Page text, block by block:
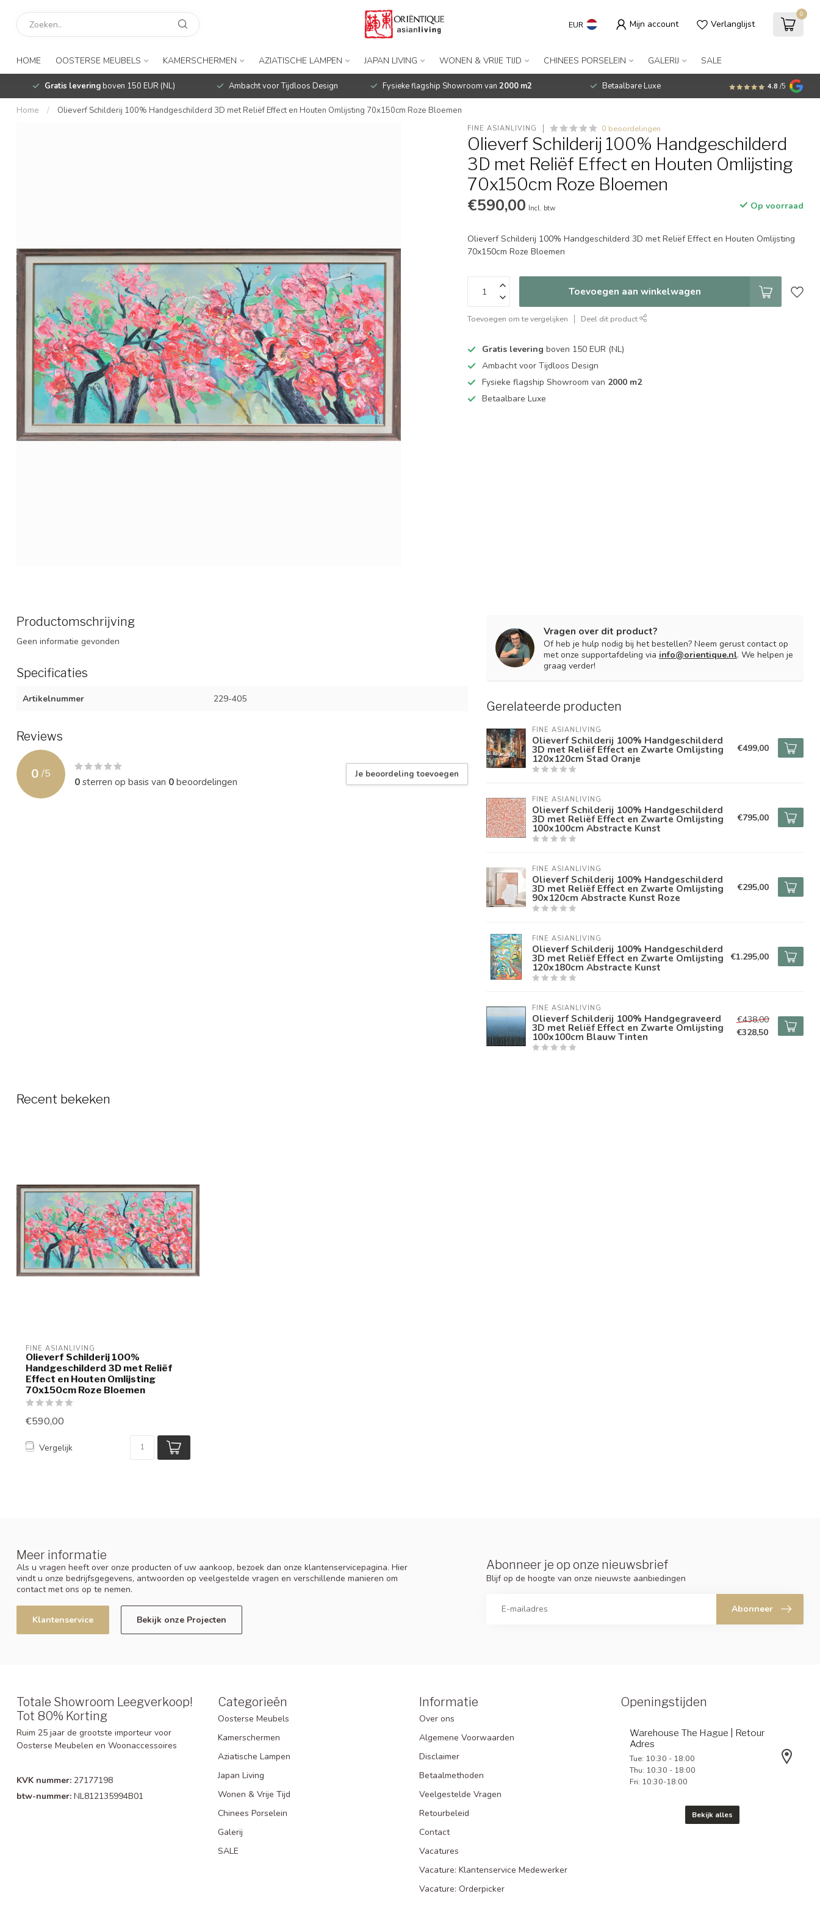
EUR Mijn account Verlanglijst
0
HOME OOSTERSE MEUBELS KAMERSCHERMEN AZIATISCHE LAMPEN JAPAN LIVING WONEN & VRIJE TIJD CHINEES PORSELEIN GALERIJ SALE
Gratis leveringboven 150 EUR (NL) Ambacht voor Tijdloos Design Fysieke flagship Showroom van 2000 m2 Betaalbare Luxe 4.8 /5
Home / Olieverf Schilderij 100% Handgeschilderd 3D met Reliëf Effect en Houten Omlijsting 70x150cm Roze Bloemen
FINE ASIANLIVING 0 beoordelingen
Olieverf Schilderij 100% Handgeschilderd
3D met Reliëf Effect en Houten Omlijsting
70x150cm Roze Bloemen
€590,00 Incl. btw Op voorraad
Olieverf Schilderij 100% Handgeschilderd 3D met Reliëf Effect en Houten Omlijsting
70x150cm Roze Bloemen
Toevoegen aan winkelwagen
Toevoegen om te vergelijken Deel dit product
Gratis levering boven 150 EUR (NL)
Ambacht voor Tijdloos Design
Fysieke flagship Showroom van 2000 m2
Betaalbare Luxe
Productomschrijving
Geen informatie gevonden
Specificaties
Artikelnummer 229-405
Reviews
0 /5
0sterren op basis van 0beoordelingen
Je beoordeling toevoegen
Vragen over dit product?
Of heb je hulp nodig bij het bestellen? Neem gerust contact op
met onze supportafdeling via info@orientique.nl. We helpen je
graag verder!
Gerelateerde producten
FINE ASIANLIVING
Olieverf Schilderij 100% Handgeschilderd
3D met Reliëf Effect en Zwarte Omlijsting
120x120cm Stad Oranje
€499,00
FINE ASIANLIVING
Olieverf Schilderij 100% Handgeschilderd
3D met Reliëf Effect en Zwarte Omlijsting
100x100cm Abstracte Kunst
€795,00
FINE ASIANLIVING
Olieverf Schilderij 100% Handgeschilderd
3D met Reliëf Effect en Zwarte Omlijsting
90x120cm Abstracte Kunst Roze
€295,00
FINE ASIANLIVING
Olieverf Schilderij 100% Handgeschilderd
3D met Reliëf Effect en Zwarte Omlijsting
120x180cm Abstracte Kunst
€1.295,00
FINE ASIANLIVING
Olieverf Schilderij 100% Handgegraveerd
3D met Reliëf Effect en Zwarte Omlijsting
100x100cm Blauw Tinten
€438,00
€328,50
Recent bekeken
FINE ASIANLIVING
Olieverf Schilderij 100%
Handgeschilderd 3D met Reliëf
Effect en Houten Omlijsting
70x150cm Roze Bloemen
€590,00
Vergelijk
Meer informatie
Als u vragen heeft over onze producten of uw aankoop, bezoek dan onze klantenservicepagina. Hier
vindt u onze bedrijfsgegevens, antwoorden op veelgestelde vragen en verschillende manieren om
contact met ons op te nemen.
Klantenservice Bekijk onze Projecten
Abonneer je op onze nieuwsbrief
Blijf op de hoogte van onze nieuwste aanbiedingen
Abonneer
Totale Showroom Leegverkoop!
Tot 80% Korting
Ruim 25 jaar de grootste importeur voor
Oosterse Meubelen en Woonaccessoires
KVK nummer: 27177198
btw-nummer: NL812135994B01
Categorieën
Oosterse Meubels
Kamerschermen
Aziatische Lampen
Japan Living
Wonen & Vrije Tijd
Chinees Porselein
Galerij
SALE
Informatie
Over ons
Algemene Voorwaarden
Disclaimer
Betaalmethoden
Veelgestelde Vragen
Retourbeleid
Contact
Vacatures
Vacature: Klantenservice Medewerker
Vacature: Orderpicker
Openingstijden
Warehouse The Hague | Retour
Adres
Tue: 10:30 - 18:00
Thu: 10:30 - 18:00
Fri: 10:30-18:00
Bekijk alles